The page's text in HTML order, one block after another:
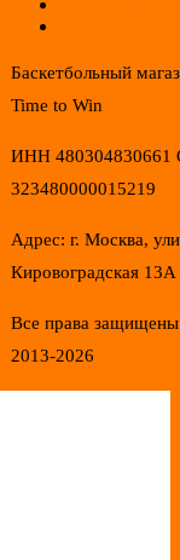
Баскетбольный
Time to Win
ИНН 480304830661
323480000015219
Адрес: г. Москва,
Кировоградская 13А
Все права
2013-2026